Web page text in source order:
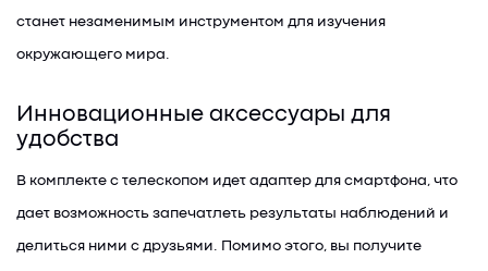
станет незаменимым инструментом для изучения
окружающего мира.
Инновационные аксессуары для
удобства
В комплекте с телескопом идет адаптер для смартфона, что
дает возможность запечатлеть результаты наблюдений и
делиться ними с друзьями. Помимо этого, вы получите